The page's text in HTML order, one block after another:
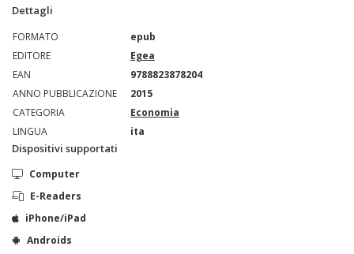
Dettagli
FORMATO
epub
EDITORE
Egea
EAN
9788823878204
ANNO PUBBLICAZIONE
2015
CATEGORIA
Economia
LINGUA
ita
Dispositivi supportati
Computer
E-Readers
iPhone/iPad
Androids